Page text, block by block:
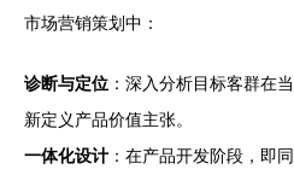
市场营销策划中：
诊断与定位 ：深入分析目标客群在
新定义产品价值主张。
一体化设计 ：在产品开发阶段，即